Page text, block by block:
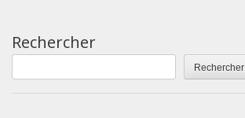
Rechercher
Rechercher